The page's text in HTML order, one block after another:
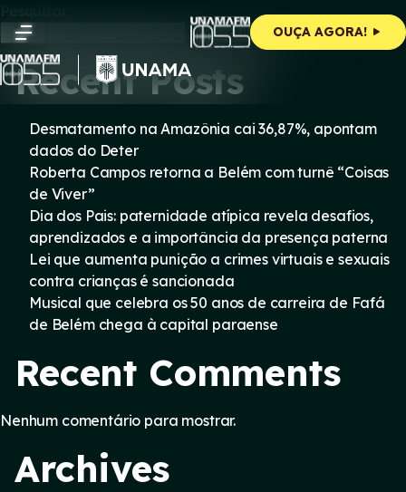
content
OUÇA AGORA!
Pesquisar
Pesquisar
Recent Posts
Desmatamento na Amazônia cai 36,87%, apontam
dados do Deter
Roberta Campos retorna a Belém com turnê “Coisas
de Viver”
Dia dos Pais: paternidade atípica revela desafios,
aprendizados e a importância da presença paterna
Lei que aumenta punição a crimes virtuais e sexuais
contra crianças é sancionada
Musical que celebra os 50 anos de carreira de Fafá
de Belém chega à capital paraense
Recent Comments
Nenhum comentário para mostrar.
Archives